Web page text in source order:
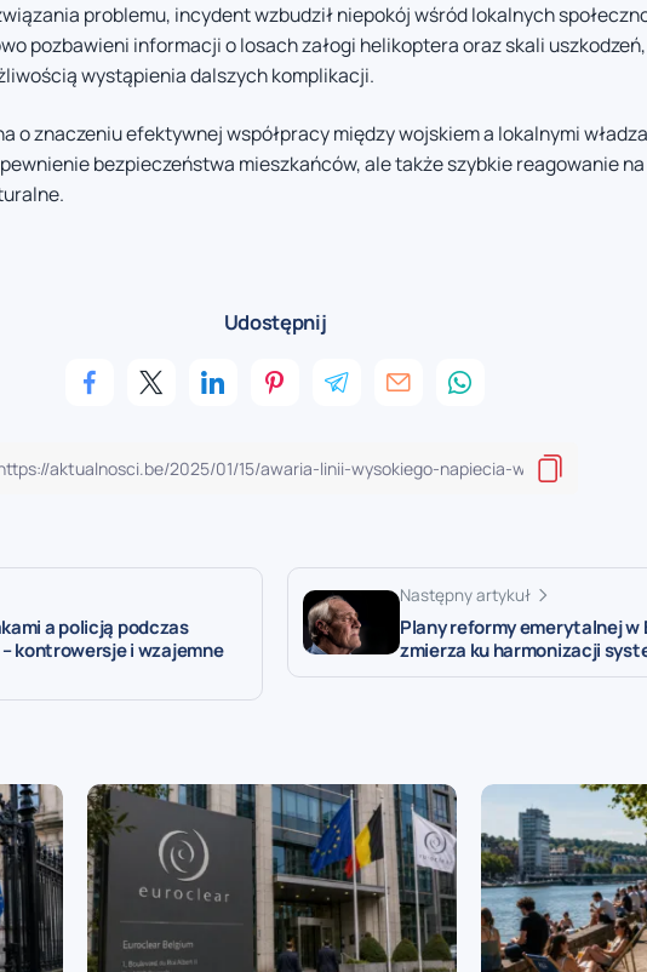
problemu, incydent wzbudził niepokój wśród lokalnych
pozbawieni informacji o losach załogi helikoptera oraz skali
wystąpienia dalszych komplikacji.
o znaczeniu efektywnej współpracy między wojskiem a lokalnymi
bezpieczeństwa mieszkańców, ale także szybkie reagowanie na
Udostępnij
a policją podczas
kontrowersje i wzajemne
Następny artykuł
Plany reformy emerytalnej w
zmierza ku harmonizacji